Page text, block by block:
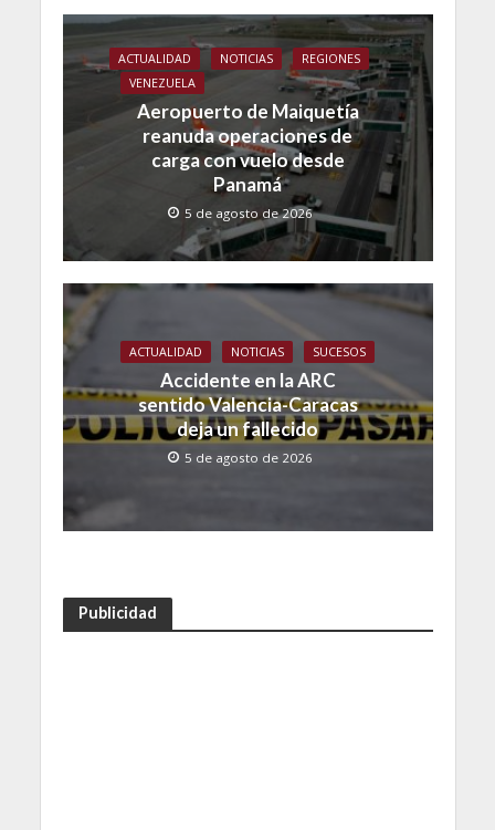
ACTUALIDAD NOTICIAS
REGIONES
VENEZUELA
Aeropuerto de Maiquetía
reanuda operaciones de
carga con vuelo desde
Panamá
5 de agosto de 2026
ACTUALIDAD NOTICIAS SUCESOS
Accidente en la ARC
sentido Valencia-Caracas
deja un fallecido
5 de agosto de 2026
Publicidad